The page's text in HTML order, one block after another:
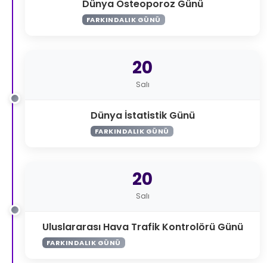
Dünya Osteoporoz Günü
FARKINDALIK GÜNÜ
20
Salı
Dünya İstatistik Günü
FARKINDALIK GÜNÜ
20
Salı
Uluslararası Hava Trafik Kontrolörü Günü
FARKINDALIK GÜNÜ